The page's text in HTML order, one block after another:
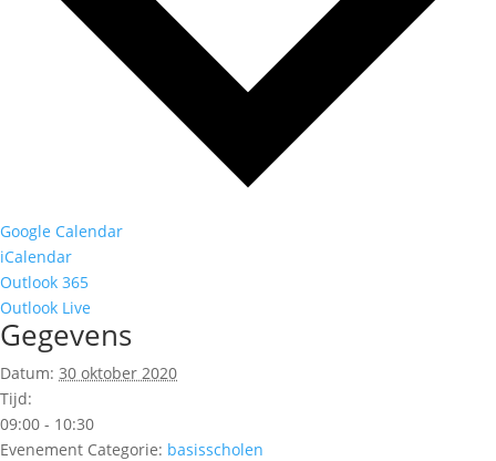
Google Calendar
iCalendar
Outlook 365
Outlook Live
Gegevens
Datum: 30 oktober 2020
Tijd:
09:00 - 10:30
Evenement Categorie: basisscholen